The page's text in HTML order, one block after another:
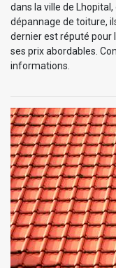
dans la ville de Lhopital,
dépannage de toiture,
dernier est réputé pour
ses prix abordables.
informations.